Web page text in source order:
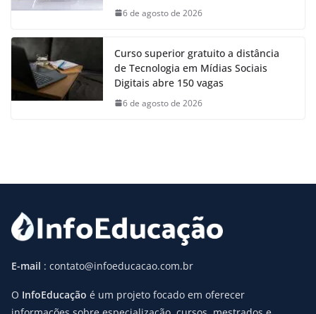
6 de agosto de 2026
Curso superior gratuito a distância
de Tecnologia em Mídias Sociais
Digitais abre 150 vagas
6 de agosto de 2026
E-mail : contato@infoeducacao.com.br
O InfoEducação é um projeto focado em oferecer